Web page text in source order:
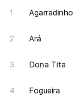
Agarradinho
Ará
Dona Tita
Fogueira